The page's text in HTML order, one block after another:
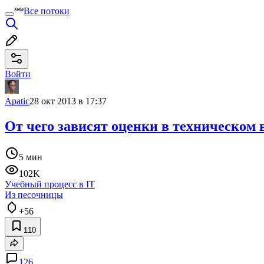
Все потоки
Войти
Apatic28 окт 2013 в 17:37
От чего зависят оценки в техническом
5 мин
102K
Учебный процесс в IT
Из песочницы
+56
110
126